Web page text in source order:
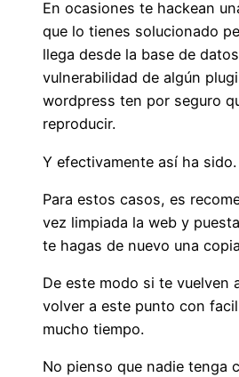
En ocasiones te hackean
que lo tienes solucionado
llega desde la base de
vulnerabilidad de algún
wordpress ten por seguro
reproducir.
Y efectivamente así ha sido.
Para estos casos, es
vez limpiada la web y
te hagas de nuevo una
De este modo si te vuelven
volver a este punto con
mucho tiempo.
No pienso que nadie tenga